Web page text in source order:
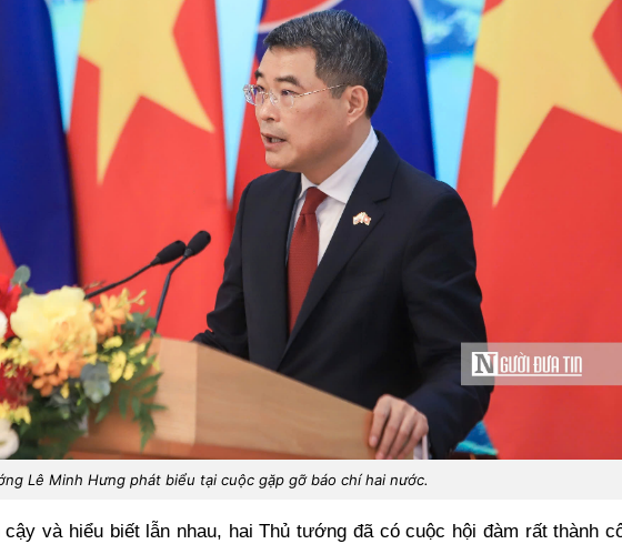
Lê Minh Hưng phát biểu tại cuộc gặp gỡ báo chí hai nước.
và hiểu biết lẫn nhau, hai Thủ tướng đã có cuộc hội đàm rất thành